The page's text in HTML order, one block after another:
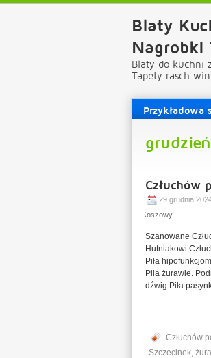
Blaty
Nagrobki
Blaty do kuchni
Tapety rasch
Przykładowa
Człuchów
29 grudnia
Koszowy
Szanowane
Hutniakowi
Piła
Piła żurawie.
dźwig Piła
Człuchów
Szczecinek,